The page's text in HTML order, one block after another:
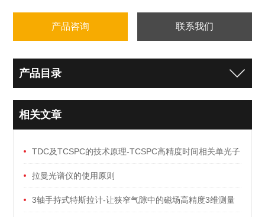
产品咨询 联系我们
产品目录
相关文章
TDC及TCSPC的技术原理-TCSPC高精度时间相关单光子
计数模块
拉曼光谱仪的使用原则
3轴手持式特斯拉计-让狭窄气隙中的磁场高精度3维测量